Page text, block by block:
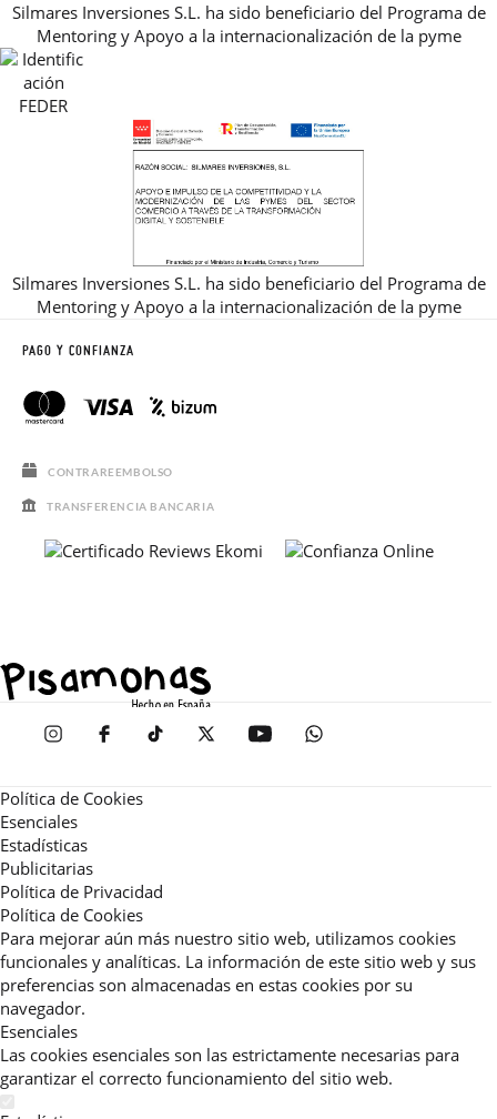
GUIA DE TALLAS
REBAJAS
Silmares Inversiones S.L. ha sido beneficiario del Programa de
Mentoring y Apoyo a la internacionalización de la pyme
Silmares Inversiones S.L. ha sido beneficiario del Programa de
Mentoring y Apoyo a la internacionalización de la pyme
PAGO Y CONFIANZA
CONTRAREEMBOLSO
TRANSFERENCIA BANCARIA
Política de Cookies
Esenciales
Estadísticas
Publicitarias
Política de Privacidad
Política de Cookies
Para mejorar aún más nuestro sitio web, utilizamos cookies
funcionales y analíticas. La información de este sitio web y sus
preferencias son almacenadas en estas cookies por su
navegador.
Esenciales
Las cookies esenciales son las estrictamente necesarias para
garantizar el correcto funcionamiento del sitio web.